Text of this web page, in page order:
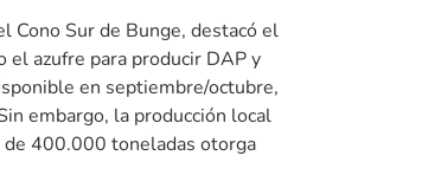
Cono Sur de Bunge, destacó el
el azufre para producir DAP y
en septiembre/octubre,
embargo, la producción local
400.000 toneladas otorga